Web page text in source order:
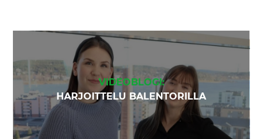
VIDEOBLOGI:
HARJOITTELU BALENTORILLA